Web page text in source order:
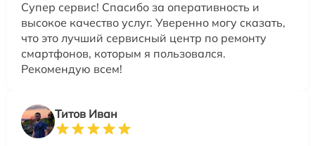
Супер сервис! Спасибо за оперативность и
высокое качество услуг. Уверенно могу сказать,
что это лучший сервисный центр по ремонту
смартфонов, которым я пользовался.
Рекомендую всем!
Титов Иван